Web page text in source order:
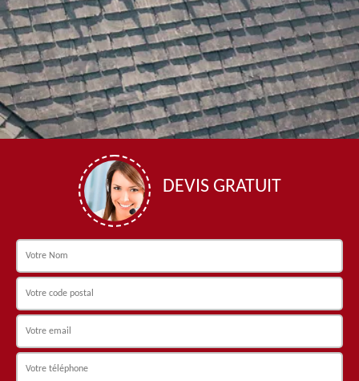
DEVIS GRATUIT